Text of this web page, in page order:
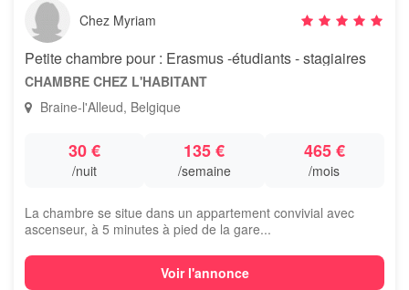
Chez Myriam
Petite chambre pour : Erasmus -étudiants - stagiaires
CHAMBRE CHEZ L'HABITANT
Braine-l'Alleud, Belgique
30 €
/nuit
135 €
/semaine
465 €
/mois
La chambre se situe dans un appartement convivial avec
ascenseur, à 5 minutes à pied de la gare...
Voir l'annonce